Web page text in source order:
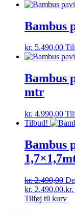
Bambus
kr. 5.490,00
Bambus
mtr
kr. 4.990,00
Tilbud!
Bambus
kr.2.490,00
kr. 2.490,00.kr.
Tilføj til kurv